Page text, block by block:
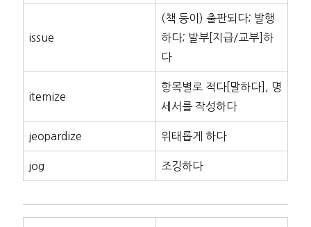
issue
(책 등이) 출판되다; 발행
하다; 발부[지급/교부]하
다
itemize
항목별로 적다[말하다], 명
세서를 작성하다
jeopardize 위태롭게 하다
jog 조깅하다